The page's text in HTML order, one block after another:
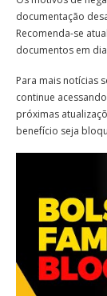
documentação
Recomenda-se
documentos em
Para mais notícias
continue
próximas
benefício seja